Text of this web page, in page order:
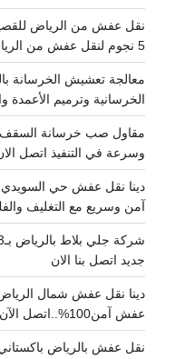
5 نجوم لنقل عفش من الرياض للقصيم
معالجة تعشيش الخرسانة
الخرسانية وترميم الأعمدة
وسرعة في التنفيذ اتصل
آمن وسريع مع التغليف
جديد اتصل بنا الان
عفش آمن100%..اتصل الآن